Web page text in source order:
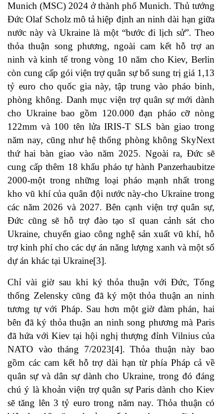
Munich (MSC) 2024 ở thành phố Munich. Thủ tướng
Đức Olaf Scholz mô tả hiệp định an ninh dài hạn giữa
nước này và Ukraine là một “bước đi lịch sử”. Theo
thỏa thuận song phương, ngoài cam kết hỗ trợ an
ninh và kinh tế trong vòng 10 năm cho Kiev, Berlin
còn cung cấp gói viện trợ quân sự bổ sung trị giá 1,13
tỷ euro cho quốc gia này, tập trung vào pháo binh,
phòng không. Danh mục viện trợ quân sự mới dành
cho Ukraine bao gồm 120.000 đạn pháo cỡ nòng
122mm và 100 tên lửa IRIS-T SLS bàn giao trong
năm nay, cũng như hệ thống phòng không SkyNext
thứ hai bàn giao vào năm 2025. Ngoài ra, Đức sẽ
cung cấp thêm 18 khẩu pháo tự hành Panzerhaubitze
2000-một trong những loại pháo mạnh nhất trong
kho vũ khí của quân đội nước này-cho Ukraine trong
các năm 2026 và 2027. Bên cạnh viện trợ quân sự,
Đức cũng sẽ hỗ trợ đào tạo sĩ quan cảnh sát cho
Ukraine, chuyển giao công nghệ sản xuất vũ khí, hỗ
trợ kinh phí cho các dự án năng lượng xanh và một số
dự án khác tại Ukraine[3].
Chỉ vài giờ sau khi ký thỏa thuận với Đức, Tổng
thống Zelensky cũng đã ký một thỏa thuận an ninh
tương tự với Pháp. Sau hơn một giờ đàm phán, hai
bên đã ký thỏa thuận an ninh song phương mà Paris
đã hứa với Kiev tại hội nghị thượng đỉnh Vilnius của
NATO vào tháng 7/2023[4]. Thỏa thuận này bao
gồm các cam kết hỗ trợ dài hạn từ phía Pháp cả về
quân sự và dân sự dành cho Ukraine, trong đó đáng
chú ý là khoản viện trợ quân sự Paris dành cho Kiev
sẽ tăng lên 3 tỷ euro trong năm nay. Thỏa thuận có